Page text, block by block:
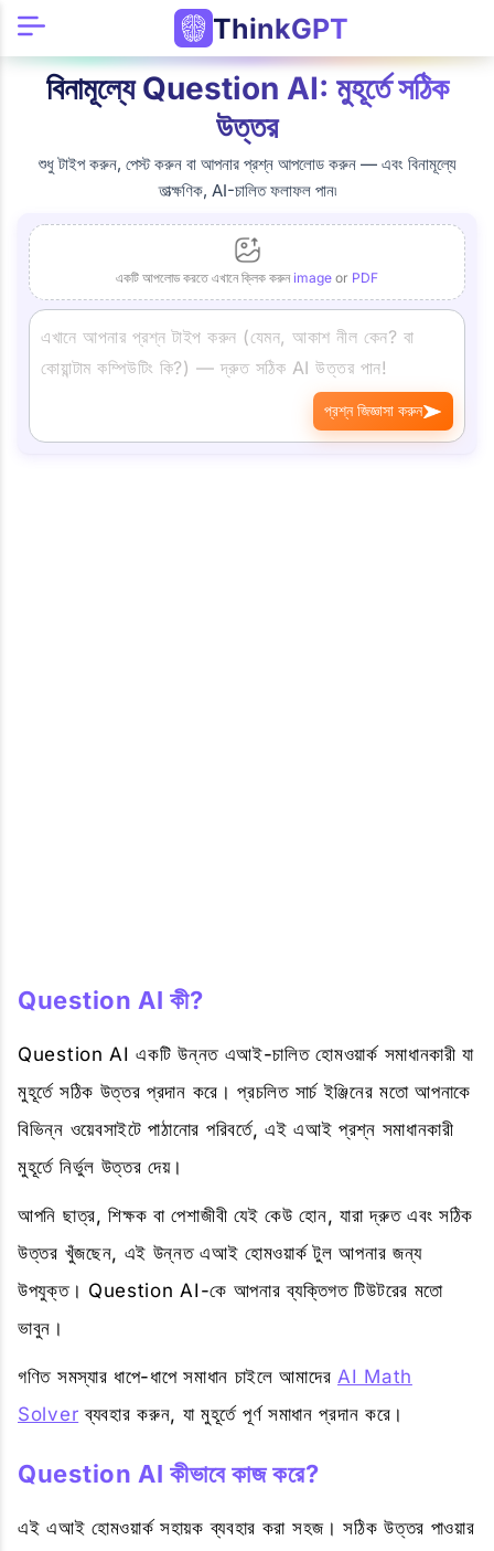
ThinkGPT
বিনামূল্যে Question AI: মুহূর্তে সঠিক
উত্তর
শুধু টাইপ করুন, পেস্ট করুন বা আপনার প্রশ্ন আপলোড করুন — এবং বিনামূল্যে
তাত্ক্ষণিক, AI-চালিত ফলাফল পান৷
একটি আপলোড করতে এখানে ক্লিক করুন image or PDF
প্রশ্ন জিজ্ঞাসা করুন
Question AI কী?
Question AI একটি উন্নত এআই-চালিত হোমওয়ার্ক সমাধানকারী যা
মুহূর্তে সঠিক উত্তর প্রদান করে। প্রচলিত সার্চ ইঞ্জিনের মতো আপনাকে
বিভিন্ন ওয়েবসাইটে পাঠানোর পরিবর্তে, এই এআই প্রশ্ন সমাধানকারী
মুহূর্তে নির্ভুল উত্তর দেয়।
আপনি ছাত্র, শিক্ষক বা পেশাজীবী যেই কেউ হোন, যারা দ্রুত এবং সঠিক
উত্তর খুঁজছেন, এই উন্নত এআই হোমওয়ার্ক টুল আপনার জন্য
উপযুক্ত। Question AI-কে আপনার ব্যক্তিগত টিউটরের মতো
ভাবুন।
গণিত সমস্যার ধাপে-ধাপে সমাধান চাইলে আমাদের AI Math
Solver ব্যবহার করুন, যা মুহূর্তে পূর্ণ সমাধান প্রদান করে।
Question AI কীভাবে কাজ করে?
এই এআই হোমওয়ার্ক সহায়ক ব্যবহার করা সহজ। সঠিক উত্তর পাওয়ার